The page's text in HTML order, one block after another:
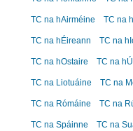
TC na hAirméine TC na
TC na hÉireann TC na
TC na hOstaire TC na
TC na Liotuáine TC na
TC na Rómáine TC na
TC na Spáinne TC na